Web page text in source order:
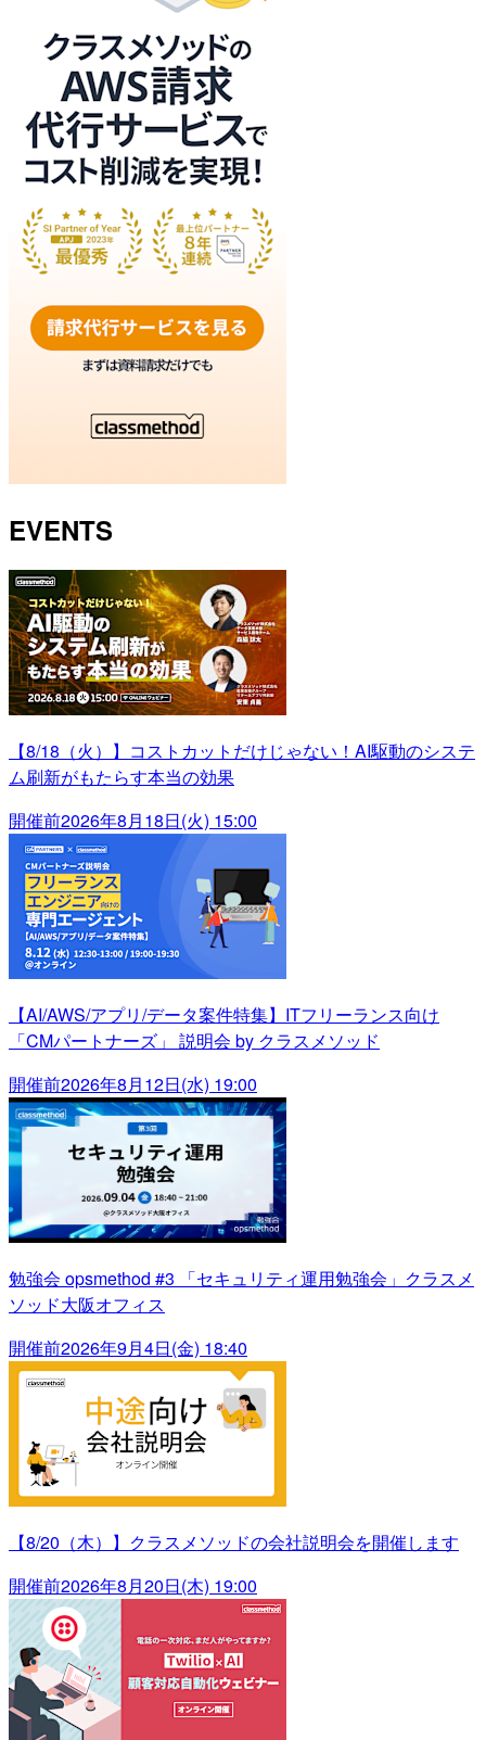
EVENTS
【8/18（火）】コストカットだけじゃない！AI駆動のシステ
ム刷新がもたらす本当の効果
開催前2026年8月18日(火) 15:00
【AI/AWS/アプリ/データ案件特集】ITフリーランス向け
「CMパートナーズ」 説明会 by クラスメソッド
開催前2026年8月12日(水) 19:00
勉強会 opsmethod #3 「セキュリティ運用勉強会」クラスメ
ソッド大阪オフィス
開催前2026年9月4日(金) 18:40
【8/20（木）】クラスメソッドの会社説明会を開催します
開催前2026年8月20日(木) 19:00